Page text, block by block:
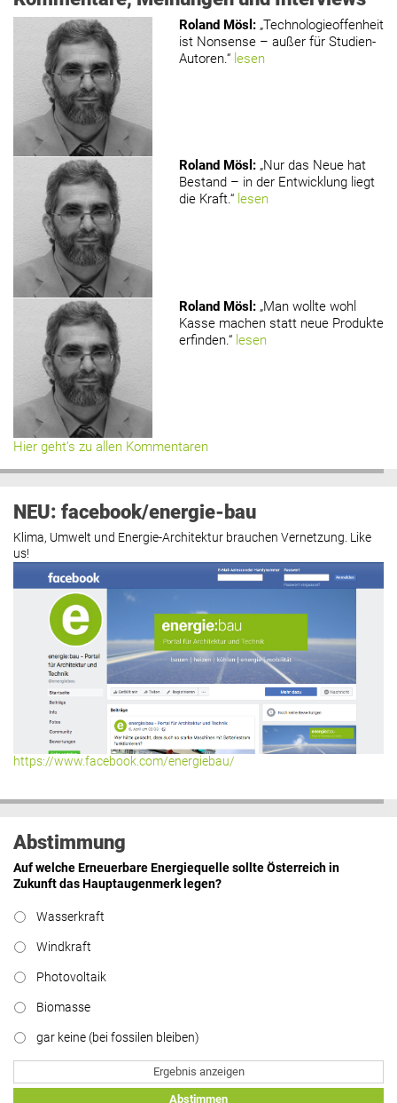
Roland Mösl : „Technologieoffenheit
ist Nonsense – außer für Studien-
Autoren.“ lesen
Roland Mösl : „Nur das Neue hat
Bestand – in der Entwicklung liegt
die Kraft.“ lesen
Roland Mösl : „Man wollte wohl
Kasse machen statt neue Produkte
erfinden.“ lesen
Hier geht’s zu allen Kommentaren
NEU: facebook/energie-bau
Klima, Umwelt und Energie-Architektur brauchen Vernetzung. Like
us!
https://www.facebook.com/energiebau/
Abstimmung
Auf welche Erneuerbare Energiequelle sollte Österreich in
Zukunft das Hauptaugenmerk legen?
Wasserkraft
Windkraft
Photovoltaik
Biomasse
gar keine (bei fossilen bleiben)
Ergebnis anzeigen
Abstimmen